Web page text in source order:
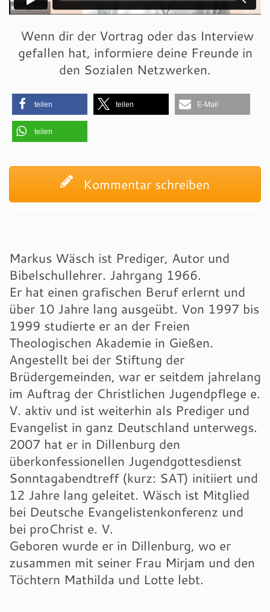
Wenn dir der Vortrag oder das Interview
gefallen hat, informiere deine Freunde in
den Sozialen Netzwerken.
teilen teilen E-Mail
teilen
Kommentar schreiben
Markus Wäsch ist Prediger, Autor und
Bibelschullehrer. Jahrgang 1966.
Er hat einen grafischen Beruf erlernt und
über 10 Jahre lang ausgeübt. Von 1997 bis
1999 studierte er an der Freien
Theologischen Akademie in Gießen.
Angestellt bei der Stiftung der
Brüdergemeinden, war er seitdem jahrelang
im Auftrag der Christlichen Jugendpflege e.
V. aktiv und ist weiterhin als Prediger und
Evangelist in ganz Deutschland unterwegs.
2007 hat er in Dillenburg den
überkonfessionellen Jugendgottesdienst
Sonntagabendtreff (kurz: SAT) initiiert und
12 Jahre lang geleitet. Wäsch ist Mitglied
bei Deutsche Evangelistenkonferenz und
bei proChrist e. V.
Geboren wurde er in Dillenburg, wo er
zusammen mit seiner Frau Mirjam und den
Töchtern Mathilda und Lotte lebt.